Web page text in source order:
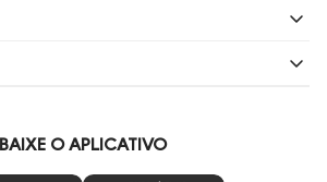
BAIXE O APLICATIVO